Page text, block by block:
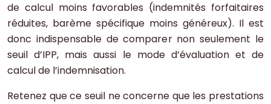
de calcul moins favorables (indemnités forfaitaires
réduites, barème spécifique moins généreux). Il est
donc indispensable de comparer non seulement le
seuil d’IPP, mais aussi le mode d’évaluation et de
calcul de l’indemnisation.
Retenez que ce seuil ne concerne que les prestations